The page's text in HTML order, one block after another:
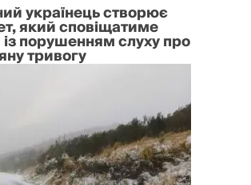
українець створює
який сповіщатиме
порушенням слуху про
тривогу